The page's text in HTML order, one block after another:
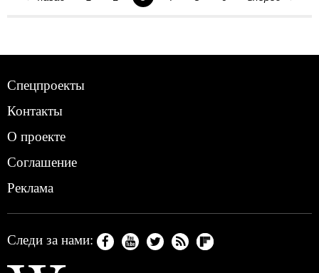
Спецпроекты
Контакты
О проекте
Соглашение
Реклама
Следи за нами: